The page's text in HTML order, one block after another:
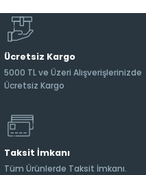
Ücretsiz Kargo
5000 TL ve Üzeri Alışverişlerinizde
Ücretsiz Kargo
Taksit İmkanı
Tüm Ürünlerde Taksit İmkanı.